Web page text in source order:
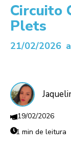
Circuito
Plets
21/02/2026
19/02/2026
1 min de leitura